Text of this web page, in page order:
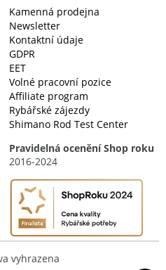
Kamenná prodejna
Newsletter
Kontaktní údaje
GDPR
EET
Volné pracovní pozice
Affiliate program
Rybářské zájezdy
Shimano Rod Test Center
Pravidelná ocenění Shop roku
2016-2024
vyhrazena